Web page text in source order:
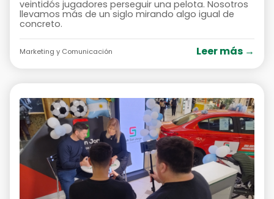
veintidós jugadores perseguir una pelota. Nosotros
llevamos más de un siglo mirando algo igual de
concreto.
Marketing y Comunicación Leer más →